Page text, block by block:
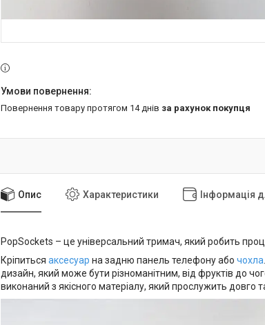
повернення товару протягом 14 днів за рахунок покупця
Опис Характеристики Інформація
PopSockets – це універсальний тримач, який робить
Кріпиться аксесуар на задню панель телефону або чохла
дизайн, який може бути різноманітним, від фруктів до
виконаний з якісного матеріалу, який прослужить довго